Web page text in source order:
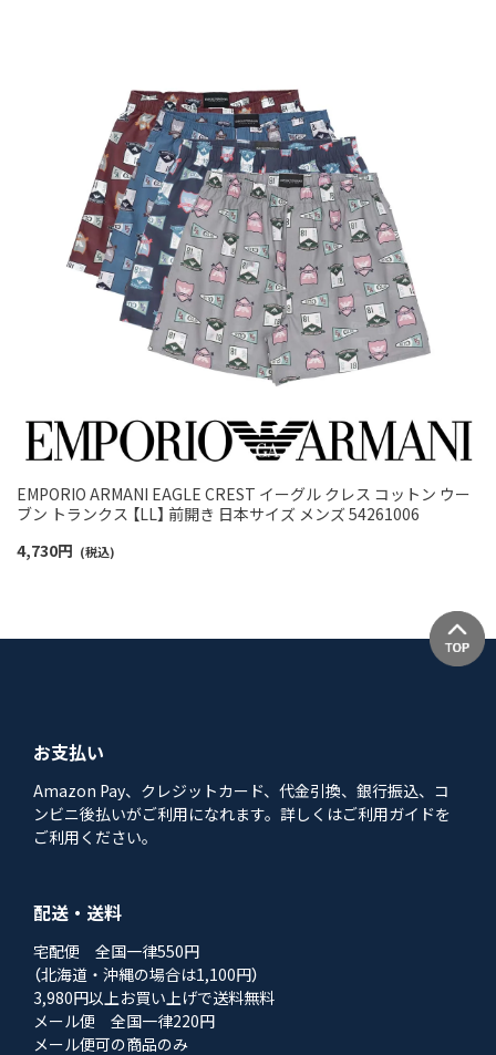
EMPORIO ARMANI EAGLE CREST イーグル クレス コットン ウー
ブン トランクス 【LL】 前開き 日本サイズ メンズ 54261006
4,730円 (税込)
お支払い
Amazon Pay、クレジットカード、代金引換、銀行振込、コ
ンビニ後払いがご利用になれます。詳しくはご利用ガイドを
ご利用ください。
配送・送料
宅配便 全国一律550円
（北海道・沖縄の場合は1,100円）
3,980円以上お買い上げで送料無料
メール便 全国一律220円
メール便可の商品のみ